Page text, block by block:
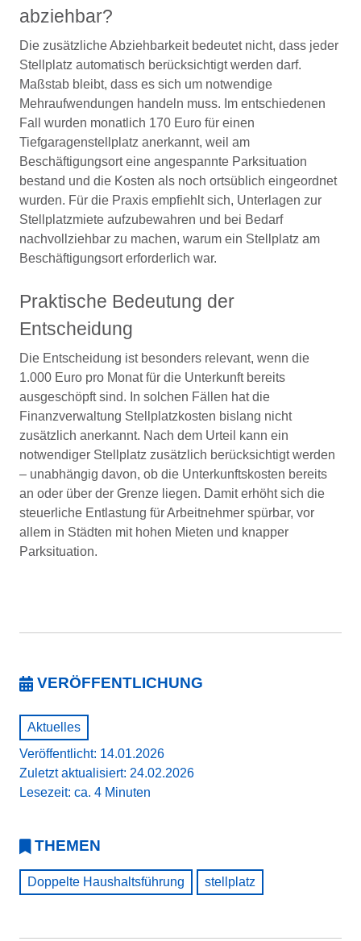
abziehbar?
Die zusätzliche Abziehbarkeit bedeutet nicht, dass jeder
Stellplatz automatisch berücksichtigt werden darf.
Maßstab bleibt, dass es sich um notwendige
Mehraufwendungen handeln muss. Im entschiedenen
Fall wurden monatlich 170 Euro für einen
Tiefgaragenstellplatz anerkannt, weil am
Beschäftigungsort eine angespannte Parksituation
bestand und die Kosten als noch ortsüblich eingeordnet
wurden. Für die Praxis empfiehlt sich, Unterlagen zur
Stellplatzmiete aufzubewahren und bei Bedarf
nachvollziehbar zu machen, warum ein Stellplatz am
Beschäftigungsort erforderlich war.
Praktische Bedeutung der
Entscheidung
Die Entscheidung ist besonders relevant, wenn die
1.000 Euro pro Monat für die Unterkunft bereits
ausgeschöpft sind. In solchen Fällen hat die
Finanzverwaltung Stellplatzkosten bislang nicht
zusätzlich anerkannt. Nach dem Urteil kann ein
notwendiger Stellplatz zusätzlich berücksichtigt werden
– unabhängig davon, ob die Unterkunftskosten bereits
an oder über der Grenze liegen. Damit erhöht sich die
steuerliche Entlastung für Arbeitnehmer spürbar, vor
allem in Städten mit hohen Mieten und knapper
Parksituation.
VERÖFFENTLICHUNG
Aktuelles
Veröffentlicht: 14.01.2026
Zuletzt aktualisiert: 24.02.2026
Lesezeit: ca. 4 Minuten
THEMEN
Doppelte Haushaltsführung stellplatz